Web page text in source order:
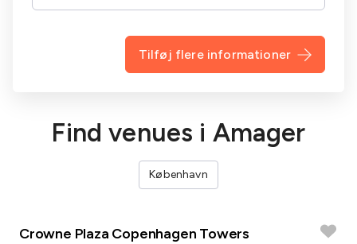
Tilføj flere informationer
Find venues i Amager
København
Crowne Plaza Copenhagen Towers